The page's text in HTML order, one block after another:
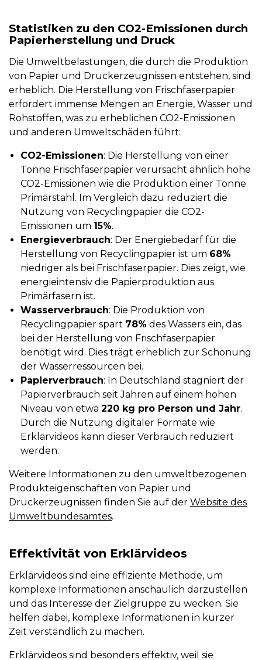
Statistiken zu den CO2-Emissionen durch
Papierherstellung und Druck
Die Umweltbelastungen, die durch die Produktion
von Papier und Druckerzeugnissen entstehen, sind
erheblich. Die Herstellung von Frischfaserpapier
erfordert immense Mengen an Energie, Wasser und
Rohstoffen, was zu erheblichen CO2-Emissionen
und anderen Umweltschäden führt:
CO2-Emissionen: Die Herstellung von einer
Tonne Frischfaserpapier verursacht ähnlich hohe
CO2-Emissionen wie die Produktion einer Tonne
Primärstahl. Im Vergleich dazu reduziert die
Nutzung von Recyclingpapier die CO2-
Emissionen um 15%.
Energieverbrauch: Der Energiebedarf für die
Herstellung von Recyclingpapier ist um 68%
niedriger als bei Frischfaserpapier. Dies zeigt, wie
energieintensiv die Papierproduktion aus
Primärfasern ist.
Wasserverbrauch: Die Produktion von
Recyclingpapier spart 78% des Wassers ein, das
bei der Herstellung von Frischfaserpapier
benötigt wird. Dies trägt erheblich zur Schonung
der Wasserressourcen bei.
Papierverbrauch: In Deutschland stagniert der
Papierverbrauch seit Jahren auf einem hohen
Niveau von etwa 220 kg pro Person und Jahr.
Durch die Nutzung digitaler Formate wie
Erklärvideos kann dieser Verbrauch reduziert
werden.
Weitere Informationen zu den umweltbezogenen
Produkteigenschaften von Papier und
Druckerzeugnissen finden Sie auf der Website des
Umweltbundesamtes.
Effektivität von Erklärvideos
Erklärvideos sind eine effiziente Methode, um
komplexe Informationen anschaulich darzustellen
und das Interesse der Zielgruppe zu wecken. Sie
helfen dabei, komplexe Informationen in kurzer
Zeit verständlich zu machen.
Erklärvideos sind besonders effektiv, weil sie